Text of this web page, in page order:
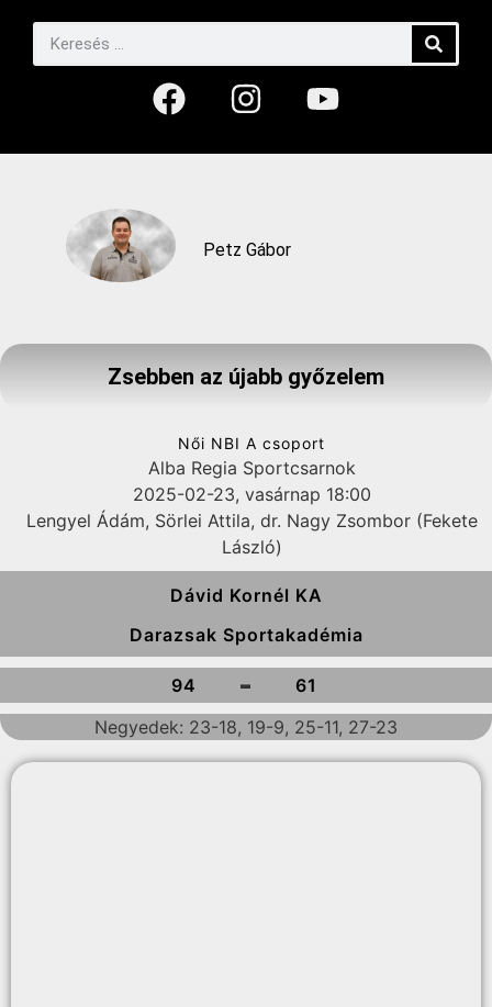
Petz Gábor
Zsebben az újabb győzelem
Női NBI A csoport
Alba Regia Sportcsarnok
2025-02-23, vasárnap 18:00
Lengyel Ádám, Sörlei Attila, dr. Nagy Zsombor (Fekete
László)
Dávid Kornél KA
Darazsak Sportakadémia
94 -
61
Negyedek: 23-18, 19-9, 25-11, 27-23